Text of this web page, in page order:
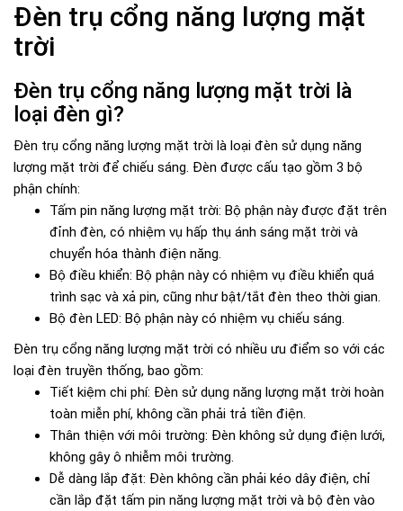
Đèn trụ cổng năng lượng mặt
trời
Đèn trụ cổng năng lượng mặt trời là
loại đèn gì?
Đèn trụ cổng năng lượng mặt trời là loại đèn sử dụng năng
lượng mặt trời để chiếu sáng. Đèn được cấu tạo gồm 3 bộ
phận chính:
Tấm pin năng lượng mặt trời: Bộ phận này được đặt trên
đỉnh đèn, có nhiệm vụ hấp thụ ánh sáng mặt trời và
chuyển hóa thành điện năng.
Bộ điều khiển: Bộ phận này có nhiệm vụ điều khiển quá
trình sạc và xả pin, cũng như bật/tắt đèn theo thời gian.
Bộ đèn LED: Bộ phận này có nhiệm vụ chiếu sáng.
Đèn trụ cổng năng lượng mặt trời có nhiều ưu điểm so với các
loại đèn truyền thống, bao gồm:
Tiết kiệm chi phí: Đèn sử dụng năng lượng mặt trời hoàn
toàn miễn phí, không cần phải trả tiền điện.
Thân thiện với môi trường: Đèn không sử dụng điện lưới,
không gây ô nhiễm môi trường.
Dễ dàng lắp đặt: Đèn không cần phải kéo dây điện, chỉ
cần lắp đặt tấm pin năng lượng mặt trời và bộ đèn vào